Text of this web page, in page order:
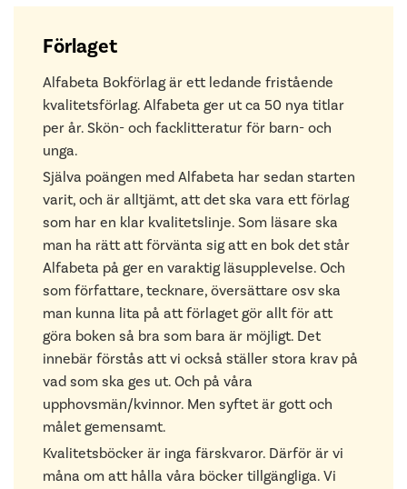
Förlaget
Alfabeta Bokförlag är ett ledande fristående
kvalitetsförlag. Alfabeta ger ut ca 50 nya titlar
per år. Skön- och facklitteratur för barn- och
unga.
Själva poängen med Alfabeta har sedan starten
varit, och är alltjämt, att det ska vara ett förlag
som har en klar kvalitetslinje. Som läsare ska
man ha rätt att förvänta sig att en bok det står
Alfabeta på ger en varaktig läsupplevelse. Och
som författare, tecknare, översättare osv ska
man kunna lita på att förlaget gör allt för att
göra boken så bra som bara är möjligt. Det
innebär förstås att vi också ställer stora krav på
vad som ska ges ut. Och på våra
upphovsmän/kvinnor. Men syftet är gott och
målet gemensamt.
Kvalitetsböcker är inga färskvaror. Därför är vi
måna om att hålla våra böcker tillgängliga. Vi